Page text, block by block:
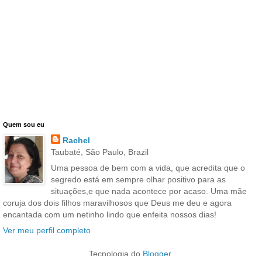
Quem sou eu
Rachel
Taubaté, São Paulo, Brazil
Uma pessoa de bem com a vida, que acredita que o
segredo está em sempre olhar positivo para as
situações,e que nada acontece por acaso. Uma mãe
coruja dos dois filhos maravilhosos que Deus me deu e agora
encantada com um netinho lindo que enfeita nossos dias!
Ver meu perfil completo
Tecnologia do Blogger.